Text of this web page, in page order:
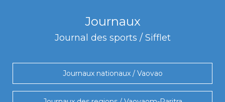
Journaux
Journal des sports / Sifflet
Journaux nationaux / Vaovao